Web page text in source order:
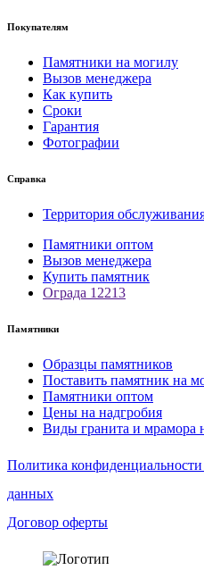
Покупателям
Памятники на могилу
Вызов менеджера
Как купить
Сроки
Гарантия
Фотографии
Справка
Территория
Памятники оптом
Вызов менеджера
Купить памятник
Ограда 12213
Памятники
Образцы памятников
Поставить памятник на
Памятники оптом
Цены на надгробия
Виды гранита и мрамора
Политика
данных
Договор оферты